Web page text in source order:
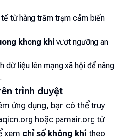
từ hàng trăm trạm cảm biến
khong khi vượt ngưỡng an
dữ liệu lên mạng xã hội để nâng
trình duyệt
ứng dụng, bạn có thể truy
hoặc pamair.org từ
xem chỉ số không khí theo